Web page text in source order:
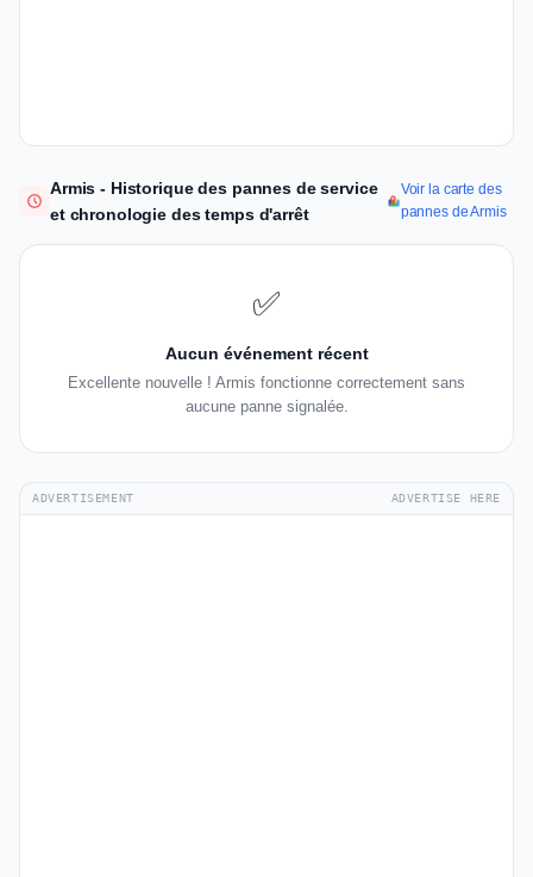
Armis - Historique des pannes de service
et chronologie des temps d'arrêt
Voir la carte des
pannes de Armis
✅
Aucun événement récent
Excellente nouvelle ! Armis fonctionne correctement sans
aucune panne signalée.
ADVERTISEMENT ADVERTISE HERE